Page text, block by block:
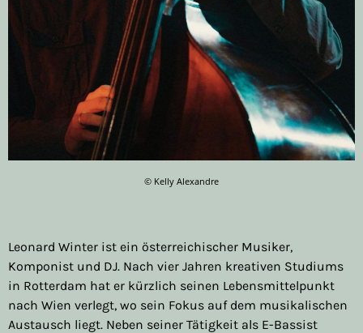
© Kelly Alexandre
Leonard Winter ist ein österreichischer Musiker,
Komponist und DJ. Nach vier Jahren kreativen Studiums
in Rotterdam hat er kürzlich seinen Lebensmittelpunkt
nach Wien verlegt, wo sein Fokus auf dem musikalischen
Austausch liegt. Neben seiner Tätigkeit als E-Bassist